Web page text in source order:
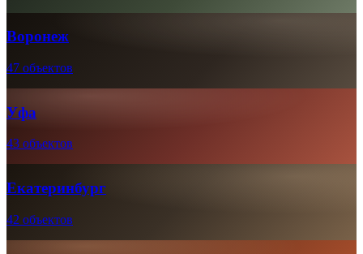
Воронеж
47 объектов
Уфа
43 объектов
Екатеринбург
42 объектов